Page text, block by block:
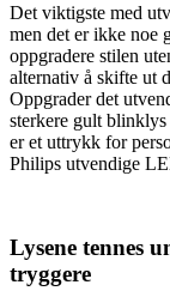
Det viktigste med
men det er ikke noe
oppgradere stilen
alternativ å skifte ut
Oppgrader det
sterkere gult
er et uttrykk for
Philips utvendige
Lysene tennes
tryggere